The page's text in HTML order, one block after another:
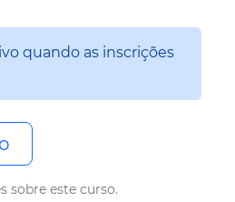
quando as inscrições
sobre este curso.